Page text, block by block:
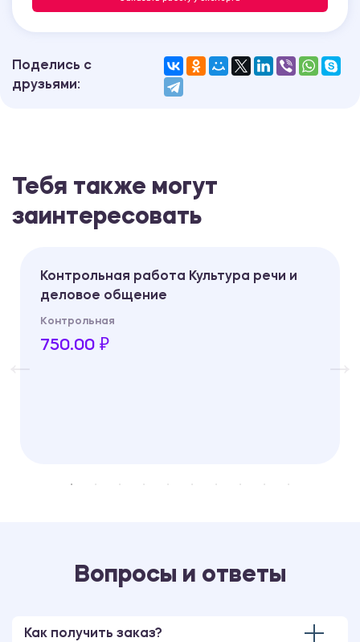
Поделись с
друзьями:
Тебя также могут
заинтересовать
Контрольная работа Культура речи и
деловое общение
Контрольная
750.00 ₽
Вопросы и ответы
Как получить заказ?